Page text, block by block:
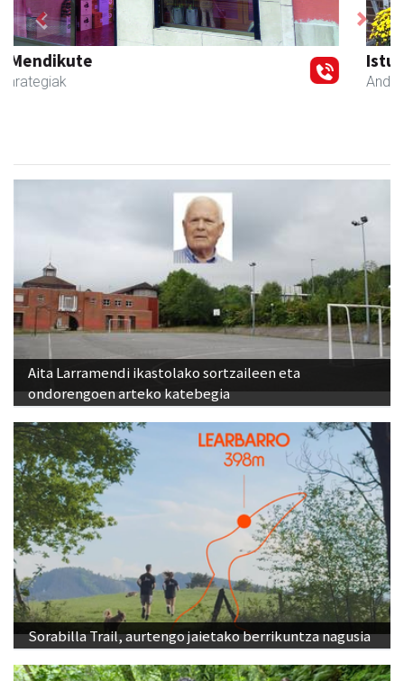
Istuitza Garden
Andoain
Previous Next
Aita Larramendi ikastolako sortzaileen eta
ondorengoen arteko katebegia
Sorabilla Trail, aurtengo jaietako berrikuntza nagusia